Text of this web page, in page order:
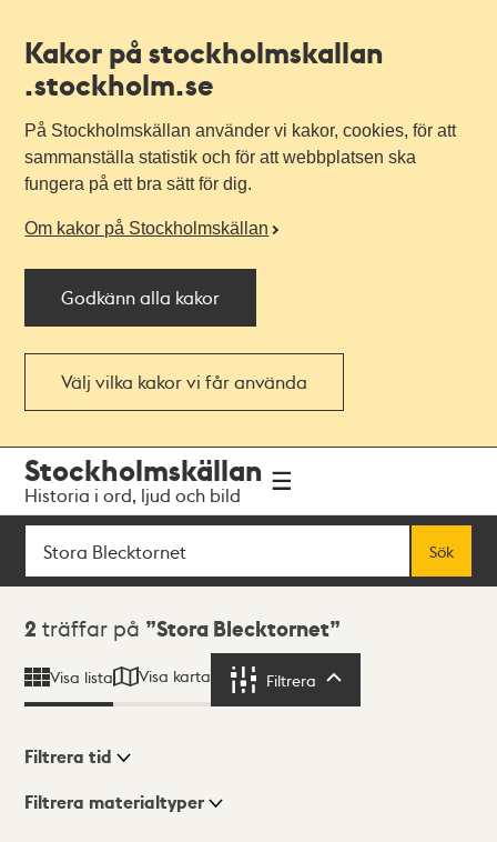
Kakor på stockholmskallan
.stockholm.se
På Stockholmskällan använder vi kakor, cookies, för att
sammanställa statistik och för att webbplatsen ska
fungera på ett bra sätt för dig.
Om kakor på Stockholmskällan
Godkänn alla kakor
Välj vilka kakor vi får använda
navigationen
huvudinnehållet
Stockholmskällan
Historia i ord, ljud och bild
Sök
Sök
Sökresultat
2 träffar på Stora Blecktornet
Visa lista Visa karta Filtrera
Visningsläge
Filtrera tid
Filtrera materialtyper